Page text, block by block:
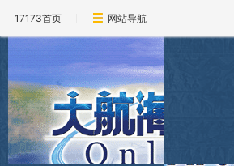
17173首页 网站导航